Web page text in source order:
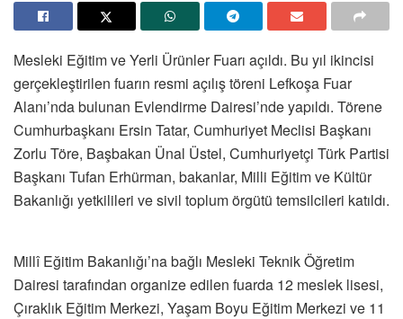
Mesleki Eğitim ve Yerli Ürünler Fuarı açıldı. Bu yıl ikincisi
gerçekleştirilen fuarın resmi açılış töreni Lefkoşa Fuar
Alanı’nda bulunan Evlendirme Dairesi’nde yapıldı. Törene
Cumhurbaşkanı Ersin Tatar, Cumhuriyet Meclisi Başkanı
Zorlu Töre, Başbakan Ünal Üstel, Cumhuriyetçi Türk Partisi
Başkanı Tufan Erhürman, bakanlar, Milli Eğitim ve Kültür
Bakanlığı yetkilileri ve sivil toplum örgütü temsilcileri katıldı.
Millî Eğitim Bakanlığı’na bağlı Mesleki Teknik Öğretim
Dairesi tarafından organize edilen fuarda 12 meslek lisesi,
Çıraklık Eğitim Merkezi, Yaşam Boyu Eğitim Merkezi ve 11